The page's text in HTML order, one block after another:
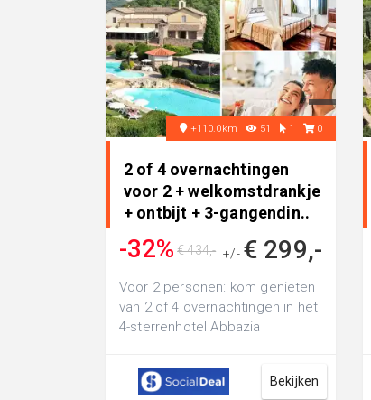
+110.0km 51 1 0
2 of 4 overnachtingen
voor 2 + welkomstdrankje
+ ontbijt + 3-gangendin..
-32% +/- € 299,-
€ 434,-
Voor 2 personen: kom genieten
van 2 of 4 overnachtingen in het
4-sterrenhotel Abbazia
ItaliÃ«, i...
Bekijken